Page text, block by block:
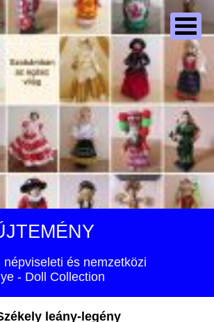
népviseleti és nemzetközi
- Doll Collection
leány-legény